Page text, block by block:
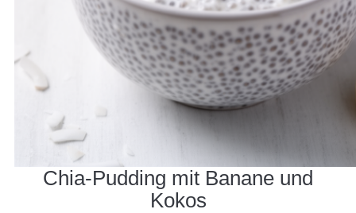
Chia-Pudding mit Banane und
Kokos